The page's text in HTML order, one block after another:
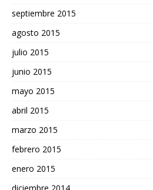
septiembre 2015
agosto 2015
julio 2015
junio 2015
mayo 2015
abril 2015
marzo 2015
febrero 2015
enero 2015